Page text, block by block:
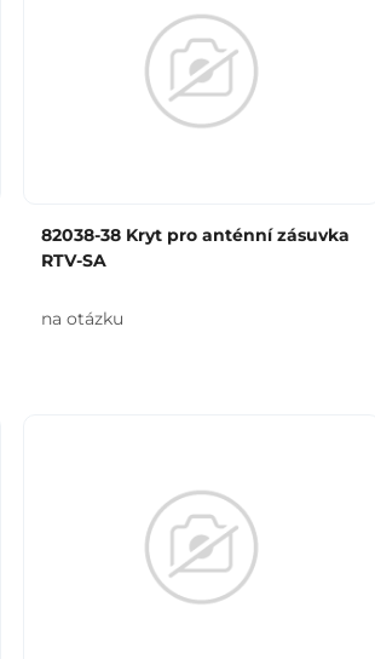
82038-38 Kryt pro anténní zásuvka
RTV-SA
na otázku